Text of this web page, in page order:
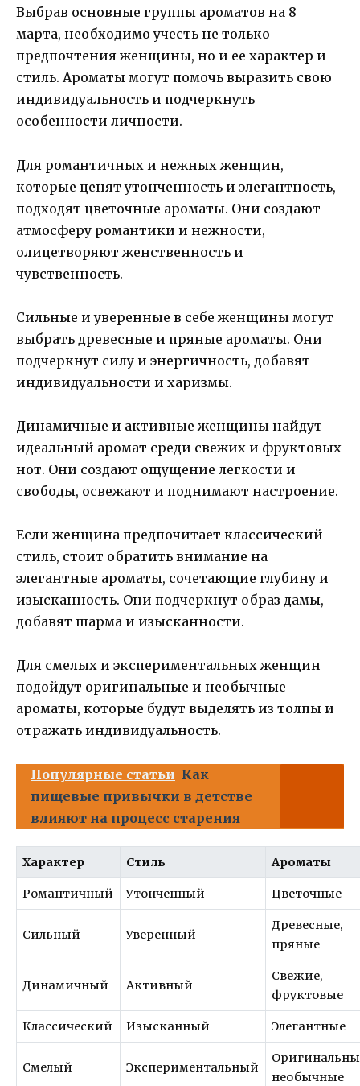
Выбрав основные группы ароматов на 8
марта, необходимо учесть не только
предпочтения женщины, но и ее характер и
стиль. Ароматы могут помочь выразить свою
индивидуальность и подчеркнуть
особенности личности.
Для романтичных и нежных женщин,
которые ценят утонченность и элегантность,
подходят цветочные ароматы. Они создают
атмосферу романтики и нежности,
олицетворяют женственность и
чувственность.
Сильные и уверенные в себе женщины могут
выбрать древесные и пряные ароматы. Они
подчеркнут силу и энергичность, добавят
индивидуальности и харизмы.
Динамичные и активные женщины найдут
идеальный аромат среди свежих и фруктовых
нот. Они создают ощущение легкости и
свободы, освежают и поднимают настроение.
Если женщина предпочитает классический
стиль, стоит обратить внимание на
элегантные ароматы, сочетающие глубину и
изысканность. Они подчеркнут образ дамы,
добавят шарма и изысканности.
Для смелых и экспериментальных женщин
подойдут оригинальные и необычные
ароматы, которые будут выделять из толпы и
отражать индивидуальность.
Популярные статьи Как
пищевые привычки в детстве
влияют на процесс старения
Характер Стиль Ароматы
Романтичный Утонченный Цветочные
Сильный Уверенный
Древесные,
пряные
Динамичный Активный
Свежие,
фруктовые
Классический Изысканный Элегантные
Смелый Экспериментальный
необычные